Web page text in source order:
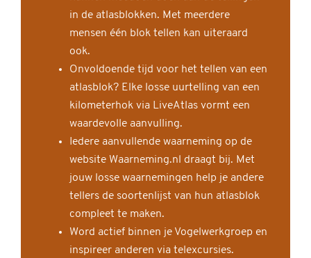
in de atlasblokken. Met meerdere
mensen één blok tellen kan uiteraard
ook.
Onvoldoende tijd voor het tellen van een
atlasblok? Elke losse uurtelling van een
kilometerhok via LiveAtlas vormt een
waardevolle aanvulling.
Iedere aanvullende waarneming op de
website Waarneming.nl draagt bij. Met
jouw losse waarnemingen help je andere
tellers de soortenlijst van hun atlasblok
compleet te maken.
Word actief binnen je Vogelwerkgroep en
inspireer anderen via telexcursies.